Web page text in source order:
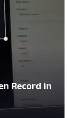
Record in